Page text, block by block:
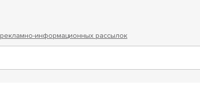
рекламно-информационных рассылок